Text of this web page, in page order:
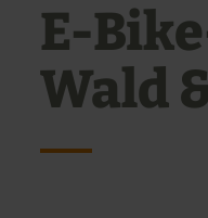
E-
Wald